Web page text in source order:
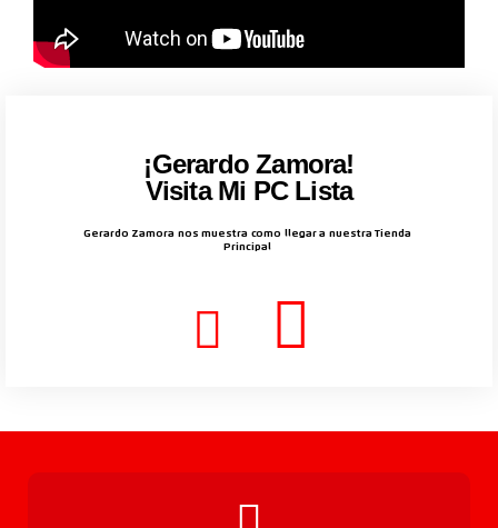
¡Gerardo Zamora!
Visita Mi PC Lista
Gerardo Zamora nos muestra como llegar a nuestra Tienda
Principal